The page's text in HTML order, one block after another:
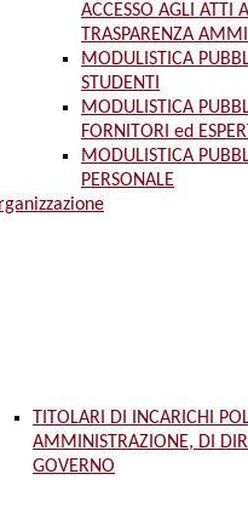
ACCESSO AGLI ATTI
TRASPARENZA
MODULISTICA
STUDENTI
MODULISTICA
FORNITORI ed
MODULISTICA
PERSONALE
TITOLARI DI INCARICHI
AMMINISTRAZIONE, DI
GOVERNO